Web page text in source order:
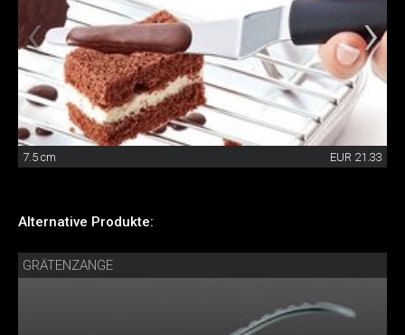
7.5 cm EUR 21.33
Alternative Produkte:
GRÄTENZANGE